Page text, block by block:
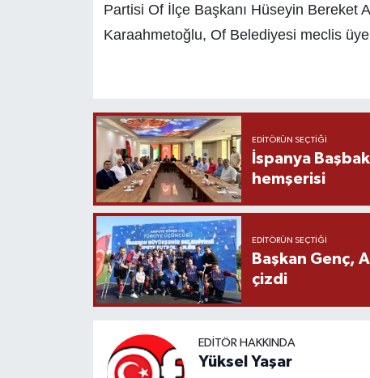
Partisi Of İlçe Başkanı Hüseyin Bereket
Karaahmetoğlu, Of Belediyesi meclis
EDITÖRÜN SEÇTIĞI
İspanya
hemşerisi
EDITÖRÜN SEÇTIĞI
Başkan Genç,
çizdi
EDITÖR HAKKINDA
Yüksel Yaşar